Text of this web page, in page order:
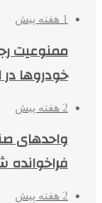
1 هفته پیش
ممنوعیت
خودروها در
2 هفته پیش
واحدهای
فراخوانده
2 هفته پیش